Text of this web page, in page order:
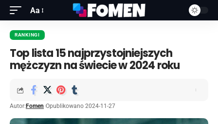
Aa
RANKINGI
Top lista 15 najprzystojniejszych
mężczyzn na świecie w 2024 roku
Autor: Fomen Opublikowano 2024-11-27